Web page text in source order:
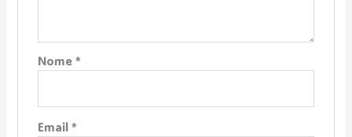
Nome *
Email *